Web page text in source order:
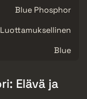
Blue Phosphor
Luottamuksellinen
Blue
Elävä ja